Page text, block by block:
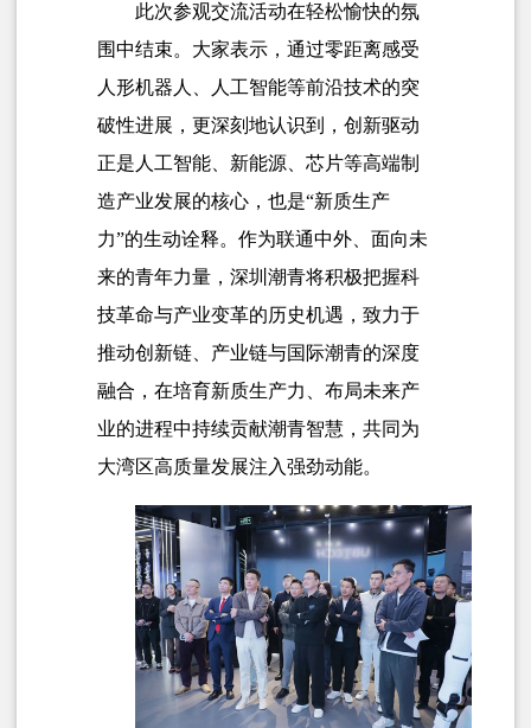
此次参观交流活动在轻松愉快的氛
围中结束。大家表示，通过零距离感受
人形机器人、人工智能等前沿技术的突
破性进展，更深刻地认识到，创新驱动
正是人工智能、新能源、芯片等高端制
造产业发展的核心，也是“新质生产
力”的生动诠释。作为联通中外、面向未
来的青年力量，深圳潮青将积极把握科
技革命与产业变革的历史机遇，致力于
推动创新链、产业链与国际潮青的深度
融合，在培育新质生产力、布局未来产
业的进程中持续贡献潮青智慧，共同为
大湾区高质量发展注入强劲动能。